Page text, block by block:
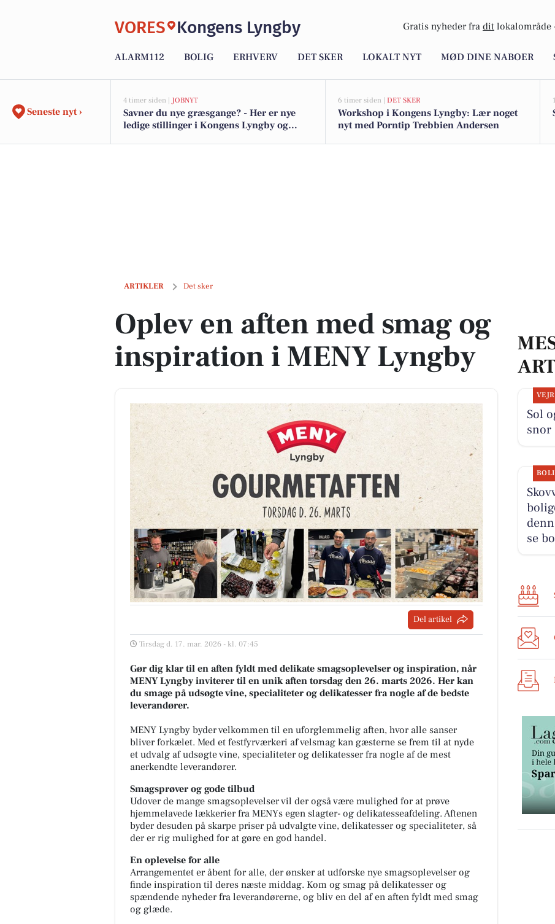
VORES Kongens Lyngby Gratis nyheder fra dit lokalområde
ALARM112 BOLIG ERHVERV DET SKER LOKALT NYT MØD DINE NABOER
Seneste nyt ›
4 timer siden | JOBNYT
Savner du nye græsgange? - Her er nye
ledige stillinger i Kongens Lyngby og
6 timer siden | DET SKER
Workshop i Kongens Lyngby: Lær noget
nyt med Porntip Trebbien Andersen
ARTIKLER Det sker
Oplev en aften med smag og inspiration i MENY Lyngby
Oplev en aften med smag og
inspiration i MENY Lyngby
Del artikel
Tirsdag d. 17. mar. 2026 - kl. 07:45
Gør dig klar til en aften fyldt med delikate smagsoplevelser og inspiration, når
MENY Lyngby inviterer til en unik aften torsdag den 26. marts 2026. Her kan
du smage på udsøgte vine, specialiteter og delikatesser fra nogle af de bedste
leverandører.
MENY Lyngby byder velkommen til en uforglemmelig aften, hvor alle sanser
bliver forkælet. Med et festfyrværkeri af velsmag kan gæsterne se frem til at nyde
et udvalg af udsøgte vine, specialiteter og delikatesser fra nogle af de mest
anerkendte leverandører.
Smagsprøver og gode tilbud
Udover de mange smagsoplevelser vil der også være mulighed for at prøve
hjemmelavede lækkerier fra MENYs egen slagter- og delikatesseafdeling. Aftenen
byder desuden på skarpe priser på udvalgte vine, delikatesser og specialiteter, så
der er rig mulighed for at gøre en god handel.
En oplevelse for alle
Arrangementet er åbent for alle, der ønsker at udforske nye smagsoplevelser og
finde inspiration til deres næste middag. Kom og smag på delikatesser og
spændende nyheder fra leverandørerne, og bliv en del af en aften fyldt med smag
og glæde.
Sol
snor
se